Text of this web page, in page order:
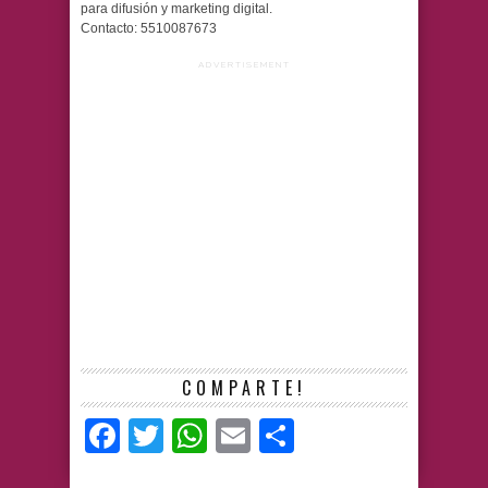
para difusión y marketing digital.
Contacto: 5510087673
ADVERTISEMENT
COMPARTE!
Facebook
TwitterWhatsApp
Email